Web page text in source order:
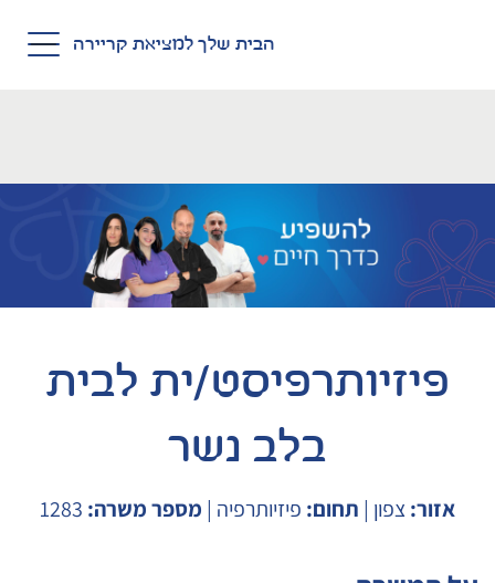
הבית שלך למציאת קריירה
פיזיותרפיסט/ית לבית
בלב נשר
אזור:צפון | תחום: פיזיותרפיה | מספר משרה: